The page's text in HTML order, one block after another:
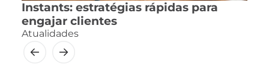
Instants: estratégias rápidas para
engajar clientes
Atualidades